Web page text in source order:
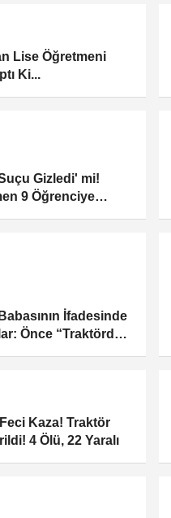
Lise Öğretmeni
Ki...
Gizledi' mi!
9 Öğrenciye
İfadesinde
Önce “Traktörden
Kaza! Traktör
4 Ölü, 22 Yaralı